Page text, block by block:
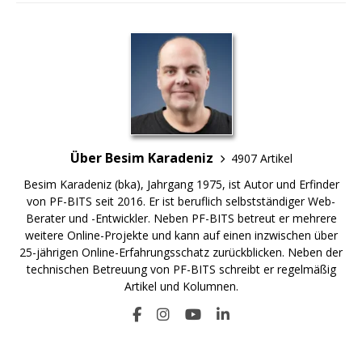
Über Besim Karadeniz
4907 Artikel
Besim Karadeniz (bka), Jahrgang 1975, ist Autor und Erfinder
von PF-BITS seit 2016. Er ist beruflich selbstständiger Web-
Berater und -Entwickler. Neben PF-BITS betreut er mehrere
weitere Online-Projekte und kann auf einen inzwischen über
25-jährigen Online-Erfahrungsschatz zurückblicken. Neben der
technischen Betreuung von PF-BITS schreibt er regelmäßig
Artikel und Kolumnen.